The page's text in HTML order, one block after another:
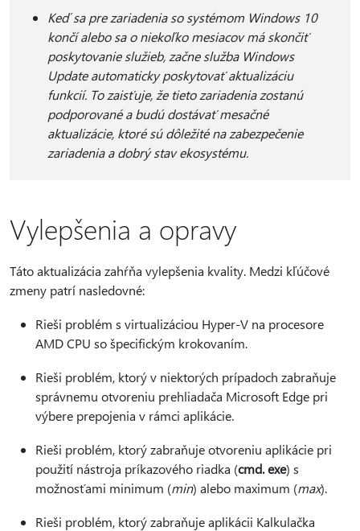
Keď sa pre zariadenia so systémom Windows 10
končí alebo sa o niekoľko mesiacov má skončiť
poskytovanie služieb, začne služba Windows
Update automaticky poskytovať aktualizáciu
funkcií. To zaisťuje, že tieto zariadenia zostanú
podporované a budú dostávať mesačné
aktualizácie, ktoré sú dôležité na zabezpečenie
zariadenia a dobrý stav ekosystému.
Vylepšenia a opravy
Táto aktualizácia zahŕňa vylepšenia kvality. Medzi kľúčové
zmeny patrí nasledovné:
Rieši problém s virtualizáciou Hyper-V na procesore
AMD CPU so špecifickým krokovaním.
Rieši problém, ktorý v niektorých prípadoch zabraňuje
správnemu otvoreniu prehliadača Microsoft Edge pri
výbere prepojenia v rámci aplikácie.
Rieši problém, ktorý zabraňuje otvoreniu aplikácie pri
použití nástroja príkazového riadka (cmd. exe) s
možnosťami minimum (min) alebo maximum (max).
Rieši problém, ktorý zabraňuje aplikácii Kalkulačka